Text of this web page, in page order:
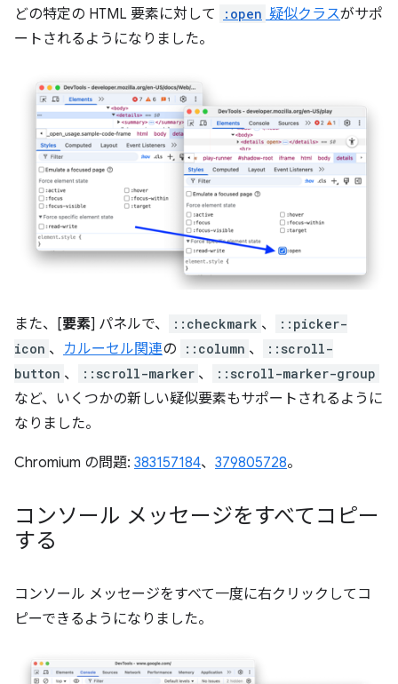
どの特定の HTML 要素に対して :open 疑似クラスがサポ
ートされるようになりました。
また、[要素] パネルで、 ::checkmark 、
::picker-
icon 、 カルーセル関連の ::column 、
::scroll-
button 、 ::scroll-marker 、 ::scroll-marker-group
など、いくつかの新しい疑似要素もサポートされるように
なりました。
Chromium の問題: 383157184、 379805728。
コンソール メッセージをすべてコピー
する
コンソール メッセージをすべて一度に右クリックしてコ
ピーできるようになりました。